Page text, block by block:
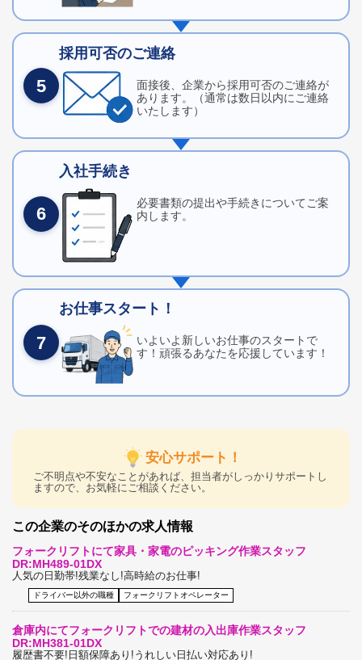
5
採用可否のご連絡
面接後、企業から採用可否のご連絡が
あります。（通常は数日以内にご連絡
いたします）
6
入社手続き
必要書類の提出や手続きについてご案
内します。
7
お仕事スタート！
いよいよ新しいお仕事のスタートで
す！頑張るあなたを応援しています！
安心サポート！
ご不明点や不安なことがあれば、担当者がしっかりサポートし
ますので、お気軽にご相談ください。
この企業のそのほかの求人情報
フォークリフトにて家具・家電のピッキング作業スタッフ
DR:MH489-01DX
人気の日勤帯!残業なし!高時給のお仕事!
ドライバー以外の職種 フォークリフトオペレーター
倉庫内にてフォークリフトでの建材の入出庫作業スタッフ
DR:MH381-01DX
履歴書不要!日額保障あり!うれしい日払い対応あり!